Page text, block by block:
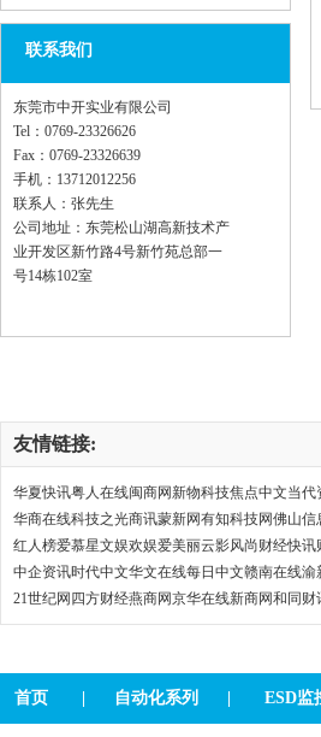
HW-180大功率无铅恒温焊臺
联系我们
东莞市中开实业有限公司
Tel：0769-23326626
Fax：0769-23326639
手机：13712012256
联系人：张先生
公司地址：东莞松山湖高新技术产
业开发区新竹路4号新竹苑总部一
号14栋102室
友情链接:
华夏快讯粤人在线闽商网新物科技焦点中文当代
华商在线科技之光商讯蒙新网有知科技网佛山信
红人榜爱慕星文娱欢娱爱美丽云影风尚财经快讯
中企资讯时代中文华文在线每日中文赣南在线渝
21世纪网 四方财经燕商网京华在线新商网和同财
首页| 自动化系列 ESD监